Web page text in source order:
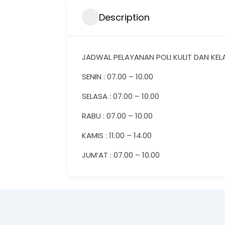
Description
JADWAL PELAYANAN POLI KULIT DAN
SENIN : 07.00 – 10.00
SELASA : 07.00 – 10.00
RABU : 07.00 – 10.00
KAMIS : 11.00 – 14.00
JUM’AT : 07.00 – 10.00